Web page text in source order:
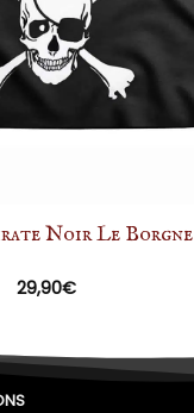
Noir Le Borgne
29,90€